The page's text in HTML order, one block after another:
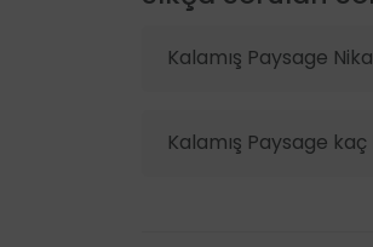
Kalamış Paysage
Kalamış Paysage